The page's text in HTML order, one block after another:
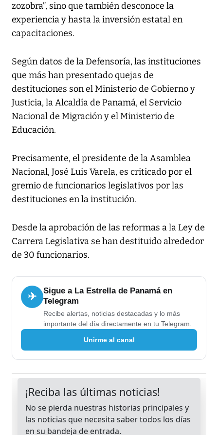
zozobra”, sino que también desconoce la
experiencia y hasta la inversión estatal en
capacitaciones.
Según datos de la Defensoría, las instituciones
que más han presentado quejas de
destituciones son el Ministerio de Gobierno y
Justicia, la Alcaldía de Panamá, el Servicio
Nacional de Migración y el Ministerio de
Educación.
Precisamente, el presidente de la Asamblea
Nacional, José Luis Varela, es criticado por el
gremio de funcionarios legislativos por las
destituciones en la institución.
Desde la aprobación de las reformas a la Ley de
Carrera Legislativa se han destituido alrededor
de 30 funcionarios.
✈
Sigue a La Estrella de Panamá en
Telegram
Recibe alertas, noticias destacadas y lo más
importante del día directamente en tu Telegram.
Unirme al canal